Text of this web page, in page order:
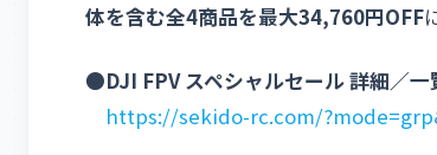
体を含む全4商品を最大34,760円OFF
●DJI FPV スペシャルセール 詳細／一
https://sekido-rc.com/